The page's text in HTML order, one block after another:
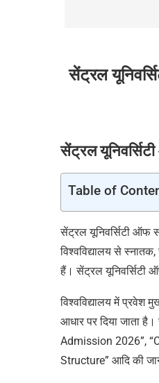
सेंट्रल
सेंट्रल
Table of
सेंट्रल यूनिवर्सिटी ऑफ
विश्वविद्यालय से स्नातक,
हैं। सेंट्रल यूनिवर्सिटी
विश्वविद्यालय में प्रवेश
आधार पर दिया जाता है।
Admission 2026”,
Structure” आदि की